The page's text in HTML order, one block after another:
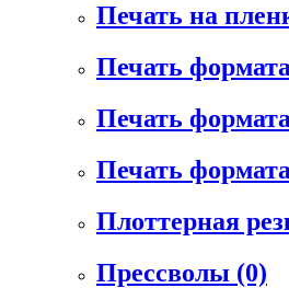
Печать на
Печать
Печать
Печать
Плоттерная
Прессволы (0)